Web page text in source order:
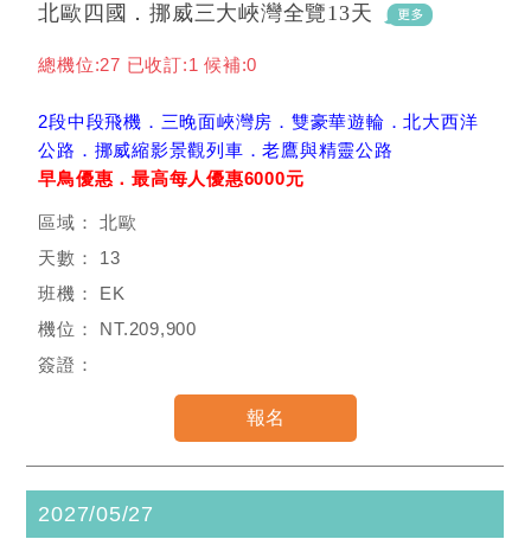
北歐四國．挪威三大峽灣全覽13天
總機位:27 已收訂:1 候補:0
2段中段飛機．三晚面峽灣房．雙豪華遊輪．北大西洋
公路．挪威縮影景觀列車．老鷹與精靈公路
早鳥優惠．最高每人優惠6000元
北歐
13
EK
NT.209,900
2027/05/27